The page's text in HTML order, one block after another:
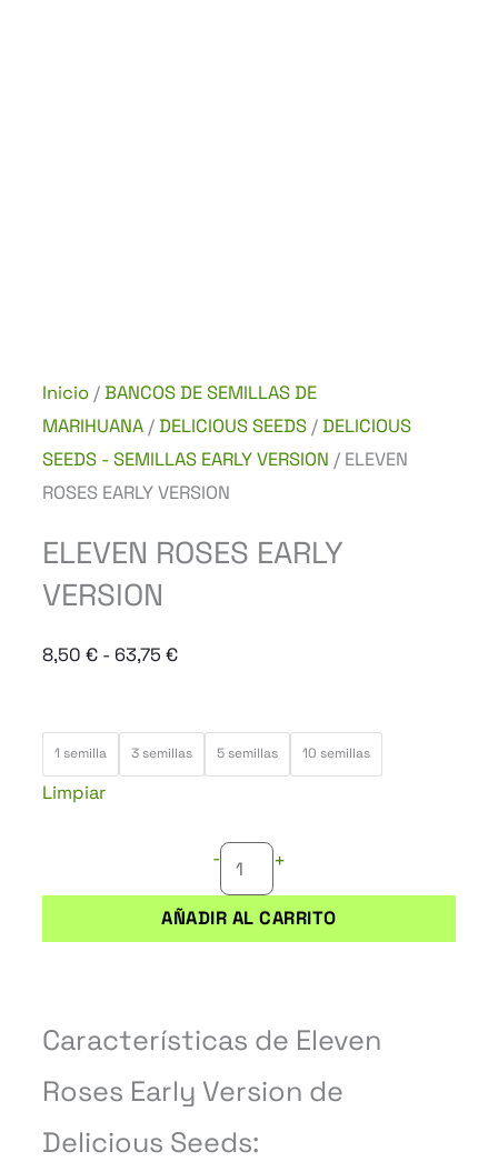
Inicio /BANCOS DE SEMILLAS DE
MARIHUANA /DELICIOUS SEEDS /DELICIOUS
SEEDS - SEMILLAS EARLY VERSION / ELEVEN
ROSES EARLY VERSION
ELEVEN ROSES EARLY
VERSION
8,50 € - 63,75 €Rango
desde
63,75 €
1 semilla 3 semillas 5 semillas 10 semillas
Limpiar
-
ELEVEN
ROSES
VERSION
+
AÑADIR AL CARRITO
Características de Eleven
Roses Early Version de
Delicious Seeds: